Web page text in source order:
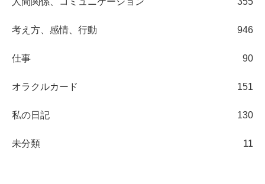
考え方、感情、行動 946
仕事 90
オラクルカード 151
私の日記 130
未分類 11